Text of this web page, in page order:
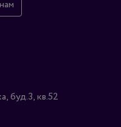
буд.3, кв.52